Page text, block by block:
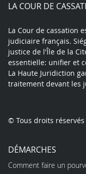
LA COUR DE
La Cour de cassation
judiciaire français.
justice de l'Île de la
essentielle: unifier et
La Haute Juridiction
traitement devant les
© Tous droits réservés
DÉMARCHES
Comment faire un